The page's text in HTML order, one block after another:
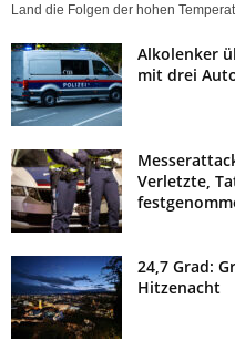
Land die Folgen der hohen
Alkolenker
mit drei
Verletzte,
24,7 Grad:
Hitzenacht